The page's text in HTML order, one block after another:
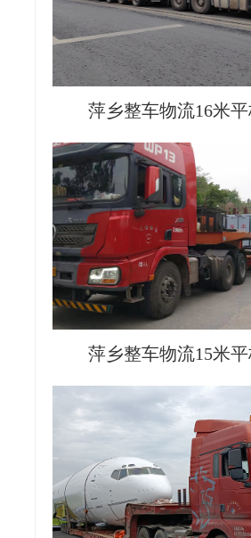
萍乡整车物流16米
萍乡整车物流15米